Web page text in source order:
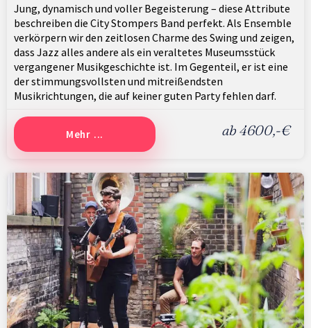
Mehr ... ab 4600,-€
Jung, dynamisch und voller Begeisterung – diese Attribute
beschreiben die City Stompers Band perfekt. Als Ensemble
verkörpern wir den zeitlosen Charme des Swing und zeigen,
dass Jazz alles andere als ein veraltetes Museumsstück
vergangener Musikgeschichte ist. Im Gegenteil, er ist eine
der stimmungsvollsten und mitreißendsten
Musikrichtungen, die auf keiner guten Party fehlen darf.